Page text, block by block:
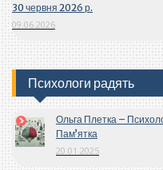
30 червня 2026 р.
09.06.2026
Психологи радять
Ольга Плетка –
Пам’ятка
20.01.2025